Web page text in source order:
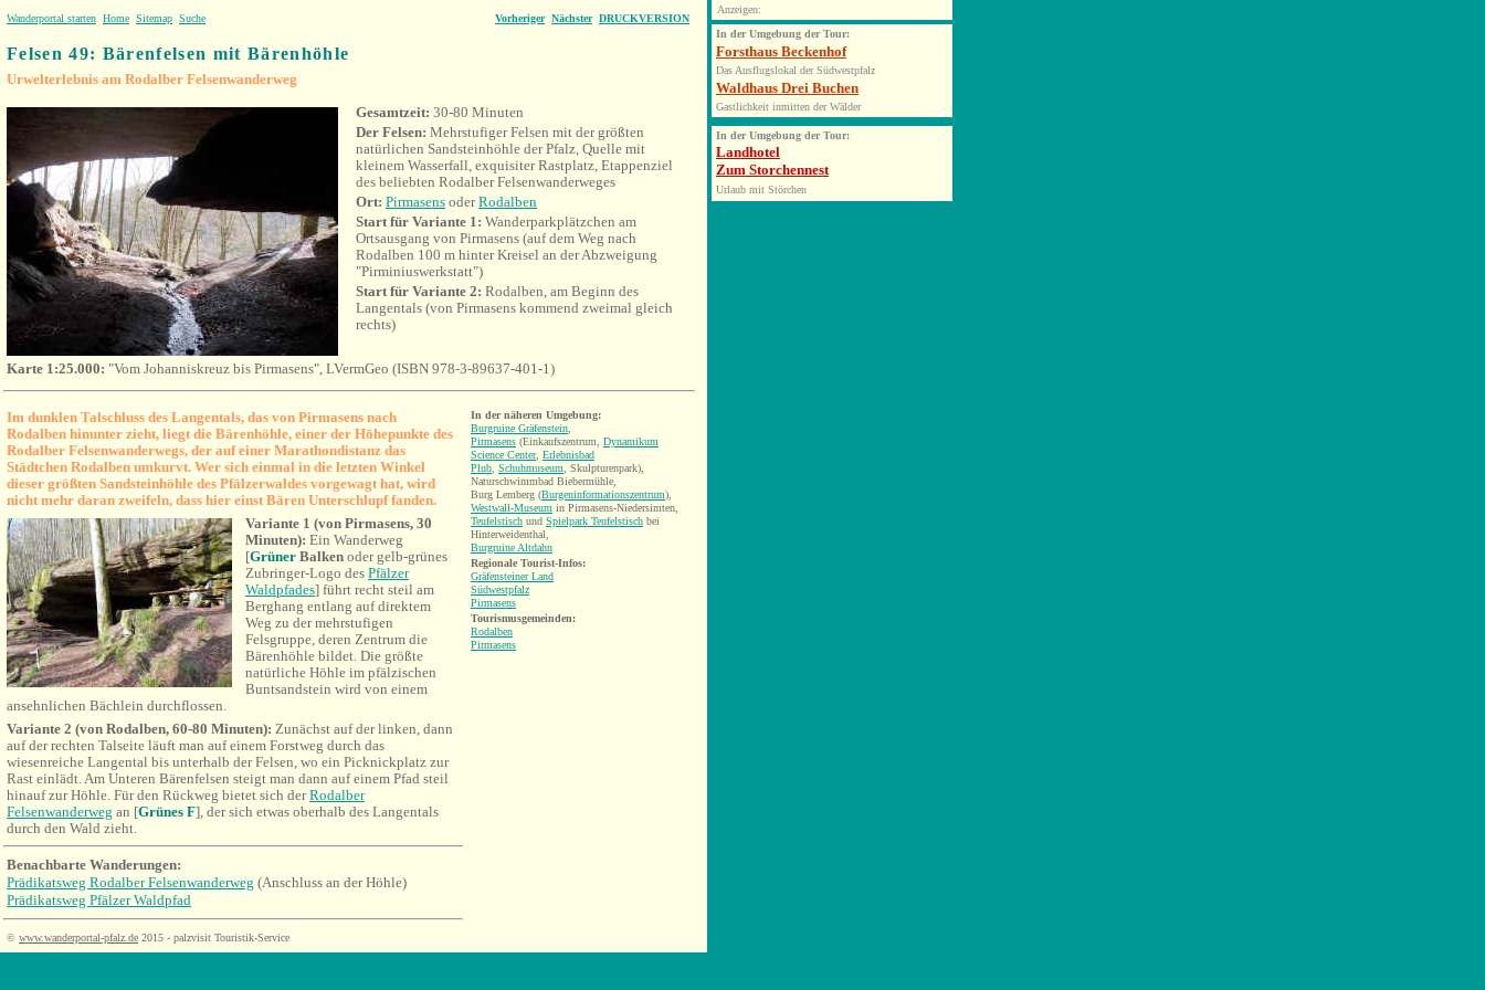
Wanderportal starten Home Sitemap Suche Vorheriger Nächster DRUCKVERSION
Felsen 49: Bärenfelsen mit Bärenhöhle
Urwelterlebnis am Rodalber Felsenwanderweg
Gesamtzeit: 30-80 Minuten
Der Felsen: Mehrstufiger Felsen mit der größten
natürlichen Sandsteinhöhle der Pfalz, Quelle mit
kleinem Wasserfall, exquisiter Rastplatz, Etappenziel
des beliebten Rodalber Felsenwanderweges
Ort: Pirmasens oderRodalben
Start für Variante 1: Wanderparkplätzchen am
Ortsausgang von Pirmasens (auf dem Weg nach
Rodalben 100 m hinter Kreisel an der Abzweigung
"Pirminiuswerkstatt")
Start für Variante 2: Rodalben, am Beginn des
Langentals (von Pirmasens kommend zweimal gleich
rechts)
Karte 1:25.000: "Vom Johanniskreuz bis Pirmasens", LVermGeo (ISBN 978-3-89637-401-1)
Im dunklen Talschluss des Langentals, das von Pirmasens nach
Rodalben hinunter zieht, liegt die Bärenhöhle, einer der Höhepunkte des
Rodalber Felsenwanderwegs, der auf einer Marathondistanz das
Städtchen Rodalben umkurvt. Wer sich einmal in die letzten Winkel
dieser größten Sandsteinhöhle des Pfälzerwaldes vorgewagt hat, wird
nicht mehr daran zweifeln, dass hier einst Bären Unterschlupf fanden.
Variante 1 (von Pirmasens, 30
Minuten): Ein Wanderweg
[Grüner Balken oder gelb-grünes
Zubringer-Logo des Pfälzer
Waldpfades] führt recht steil am
Berghang entlang auf direktem
Weg zu der mehrstufigen
Felsgruppe, deren Zentrum die
Bärenhöhle bildet. Die größte
natürliche Höhle im pfälzischen
Buntsandstein wird von einem
ansehnlichen Bächlein durchflossen.
Variante 2 (von Rodalben, 60-80 Minuten): Zunächst auf der linken, dann
auf der rechten Talseite läuft man auf einem Forstweg durch das
wiesenreiche Langental bis unterhalb der Felsen, wo ein Picknickplatz zur
Rast einlädt. Am Unteren Bärenfelsen steigt man dann auf einem Pfad steil
hinauf zur Höhle. Für den Rückweg bietet sich derRodalber
Felsenwanderweg an [Grünes F], der sich etwas oberhalb des Langentals
durch den Wald zieht.
Benachbarte Wanderungen:
Prädikatsweg Rodalber Felsenwanderweg (Anschluss an der Höhle)
Prädikatsweg Pfälzer Waldpfad
© www.wanderportal-pfalz.de 2015 - palzvisit Touristik-Service
In der näheren Umgebung:
Burgruine Gräfenstein
Pirmasens (Einkaufszentrum, Dynamikum
Science Center, Erlebnisbad
Plub Schuhmuseum , Skulpturenpark),
Naturschwimmbad Biebermühle,
Burg Lemberg (Burgeninformationszentrum)
Westwall-Museum in Pirmasens-Niedersimten,
Teufelstisch und Spielpark Teufelstisch bei
Hinterweidenthal,
Burgruine Altdahn
Regionale Tourist-Infos:
Gräfensteiner Land
Südwestpfalz
Pirmasens
Tourismusgemeinden:
Rodalben
Pirmasens
Anzeigen:
In der Umgebung der Tour:
Forsthaus Beckenhof
Das Ausflugslokal der Südwestpfalz
Waldhaus Drei Buchen
Gastlichkeit inmitten der Wälder
In der Umgebung der Tour:
Landhotel
Zum Storchennest
Urlaub mit Störchen